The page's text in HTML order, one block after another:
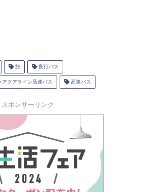
旅 夜行バス
アクアライン高速バス 高速バス
スポンサーリンク